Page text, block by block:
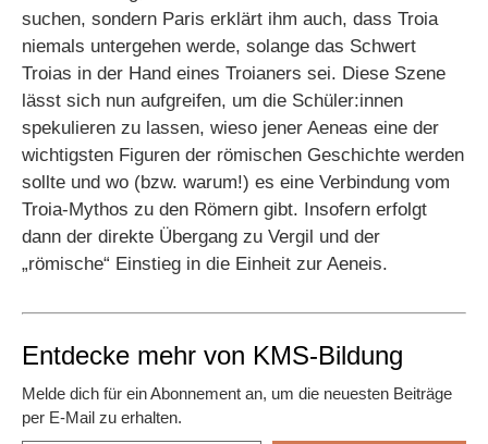
suchen, sondern Paris erklärt ihm auch, dass Troia
niemals untergehen werde, solange das Schwert
Troias in der Hand eines Troianers sei. Diese Szene
lässt sich nun aufgreifen, um die Schüler:innen
spekulieren zu lassen, wieso jener Aeneas eine der
wichtigsten Figuren der römischen Geschichte werden
sollte und wo (bzw. warum!) es eine Verbindung vom
Troia-Mythos zu den Römern gibt. Insofern erfolgt
dann der direkte Übergang zu Vergil und der
„römische“ Einstieg in die Einheit zur Aeneis.
Entdecke mehr von KMS-Bildung
Melde dich für ein Abonnement an, um die neuesten Beiträge
per E-Mail zu erhalten.